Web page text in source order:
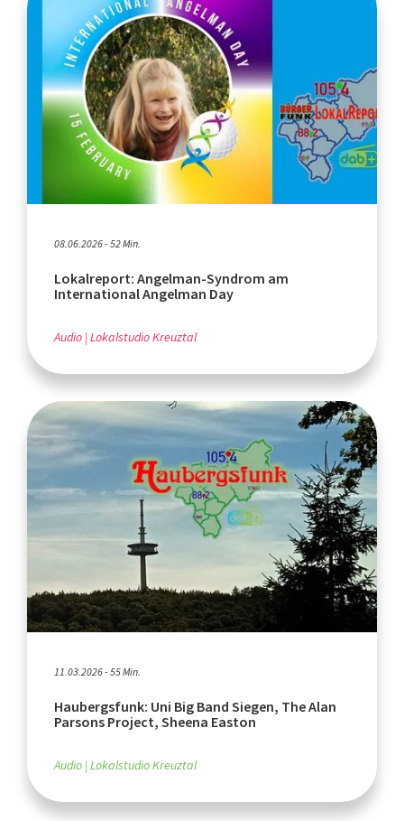
08.06.2026 - 52 Min.
Lokalreport: Angelman-Syndrom am
International Angelman Day
Audio Lokalstudio Kreuztal
11.03.2026 - 55 Min.
Haubergsfunk: Uni Big Band Siegen, The Alan
Parsons Project, Sheena Easton
Audio Lokalstudio Kreuztal